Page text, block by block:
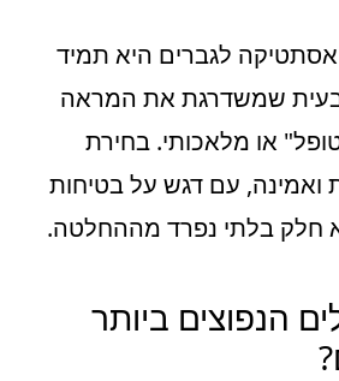
לגברים היא תמיד
שמשדרגת את המראה
או מלאכותי. בחירת
ואמינה, עם דגש על בטיחות
חלק בלתי נפרד מההחלטה.
הנפוצים ביותר